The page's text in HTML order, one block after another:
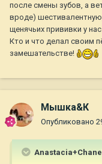
после смены зубов, а
вроде)
щенячьих прививки у
Кто и что делал своим
замешательстве!
Мышка&К
Опубликовано